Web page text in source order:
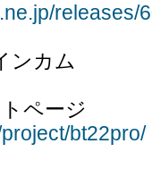
releases/
ンカム
ページ
bt22pro/